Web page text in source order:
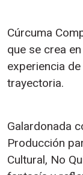
Cúrcuma
que se crea
experiencia
trayectoria.
Galardonada
Producción
Cultural, No